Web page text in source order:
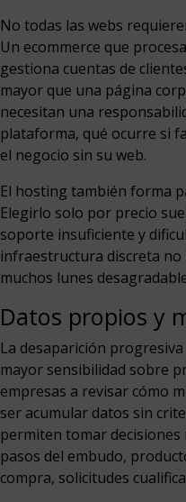
No todas las webs
Un ecommerce que
gestiona cuentas de
mayor que una página
necesitan una
plataforma, qué ocurre si
el negocio sin su web.
El hosting también forma
Elegirlo solo por precio
soporte insuficiente y
infraestructura discreta
muchos lunes
Datos propios y
La desaparición
mayor sensibilidad sobre
empresas a revisar cómo
ser acumular datos sin
permiten tomar
pasos del embudo,
compra, solicitudes